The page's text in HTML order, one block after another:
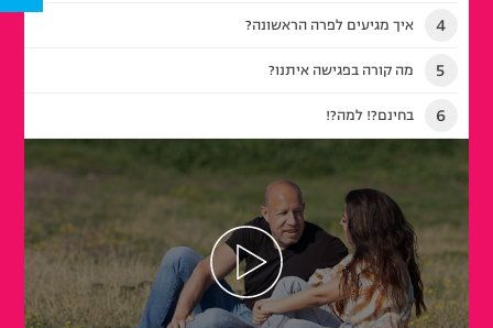
4 איך מגיעים לפרה הראשונה?
5 מה קורה בפגישה איתנו?
6 בחינם?! למה?!